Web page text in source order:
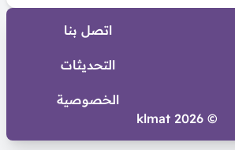
اتصل بنا
التحديثات
الخصوصية
© 2026 klmat